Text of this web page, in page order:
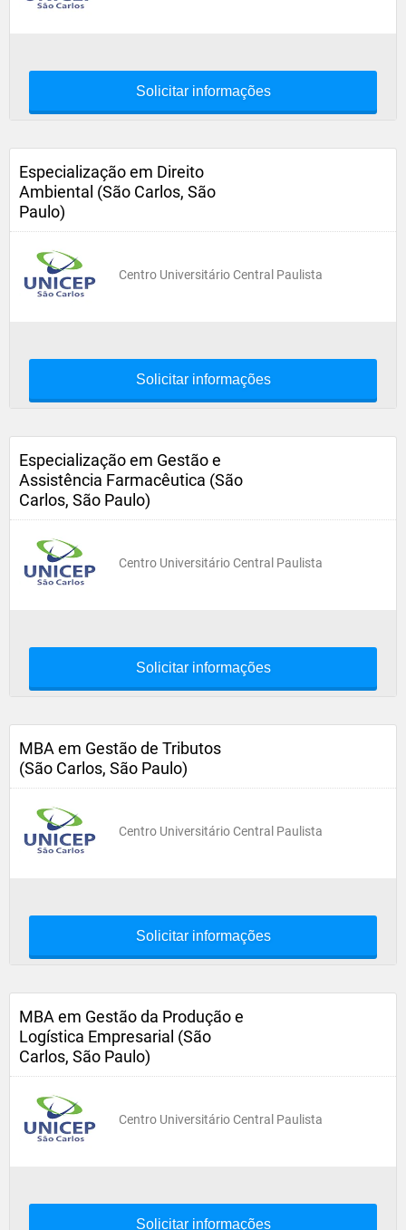
Solicitar informações
Especialização em Direito
Ambiental (São Carlos, São
Paulo)
Centro Universitário Central Paulista
Solicitar informações
Especialização em Gestão e
Assistência Farmacêutica (São
Carlos, São Paulo)
Centro Universitário Central Paulista
Solicitar informações
MBA em Gestão de Tributos
(São Carlos, São Paulo)
Centro Universitário Central Paulista
Solicitar informações
MBA em Gestão da Produção e
Logística Empresarial (São
Carlos, São Paulo)
Centro Universitário Central Paulista
Solicitar informações